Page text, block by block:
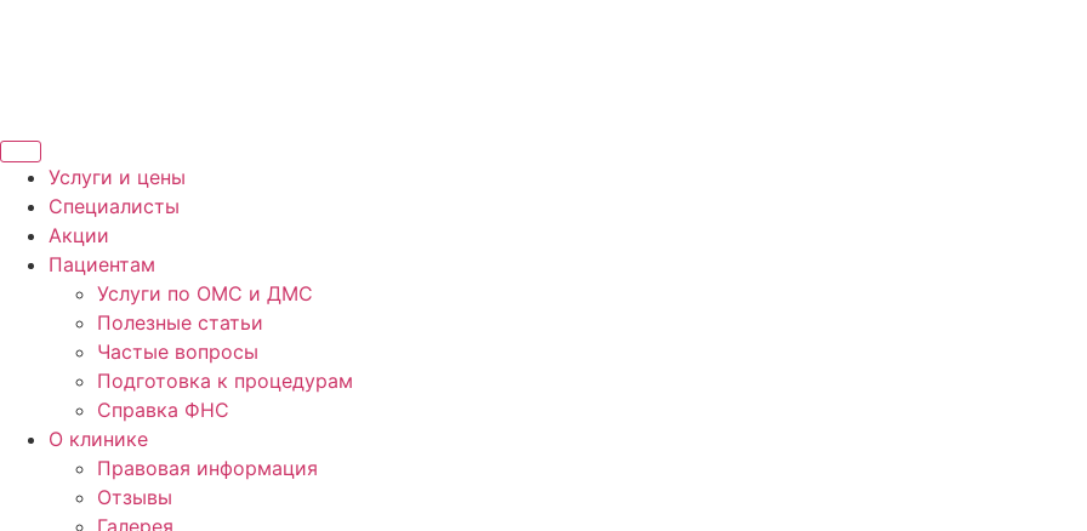
Услуги и цены
Специалисты
Акции
Пациентам
Услуги по ОМС и ДМС
Полезные статьи
Частые вопросы
Подготовка к процедурам
Справка ФНС
О клинике
Правовая информация
Отзывы